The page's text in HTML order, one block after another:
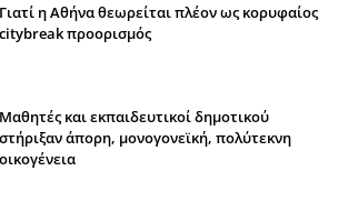
Γιατί η Αθήνα θεωρείται πλέον ως κορυφαίος
citybreak προορισμός
Μαθητές και εκπαιδευτικοί δημοτικού
στήριξαν άπορη, μονογονεϊκή, πολύτεκνη
οικογένεια